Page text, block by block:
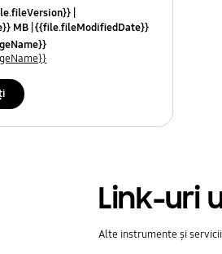
MB {{file.fileModifiedDate}}
Link-uri
Alte instrumente și